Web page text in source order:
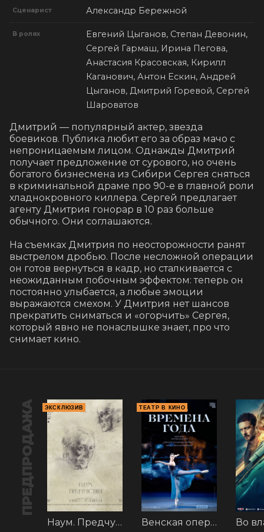
Сценарист Александр Бережной
В ролях
Евгений Цыганов, Степан Девонин,
Сергей Гармаш, Ирина Пегова,
Анастасия Красовская, Кирилл
Каганович, Антон Ескин, Андрей
Цыганов, Дмитрий Горевой, Сергей
Шароватов
Дмитрий — популярный актер, звезда
боевиков. Публика любит его за образ мачо с
непроницаемым лицом. Однажды Дмитрий
получает предложение от сурового, но очень
богатого бизнесмена из Сибири Сергея сняться
в криминальной драме про 90-е в главной роли
хладнокровного киллера. Сергей предлагает
агенту Дмитрия гонорар в 10 раз больше
обычного. Они соглашаются.
На съемках Дмитрия по неосторожности ранят
выстрелом дробью. После несложной операции
он готов вернуться в кадр, но сталкивается с
неожиданным побочным эффектом: теперь он
постоянно улыбается, а любые эмоции
выражаются смехом. У Дмитрия нет шансов
прекратить сниматься и «огорчить» Сергея,
который явно не понаслышке знает, про что
снимает кино.
ПРЕДПРОДАЖА ЭКСКЛЮЗИВ
Наум. Предчувствия
ТЕАТР В КИНО
Венская опера: Времена года